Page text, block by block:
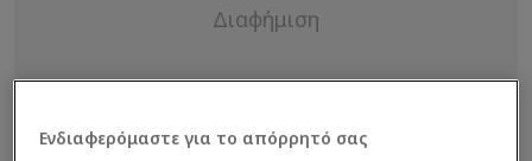
Ενδιαφερόμαστε για το απόρρητό σας